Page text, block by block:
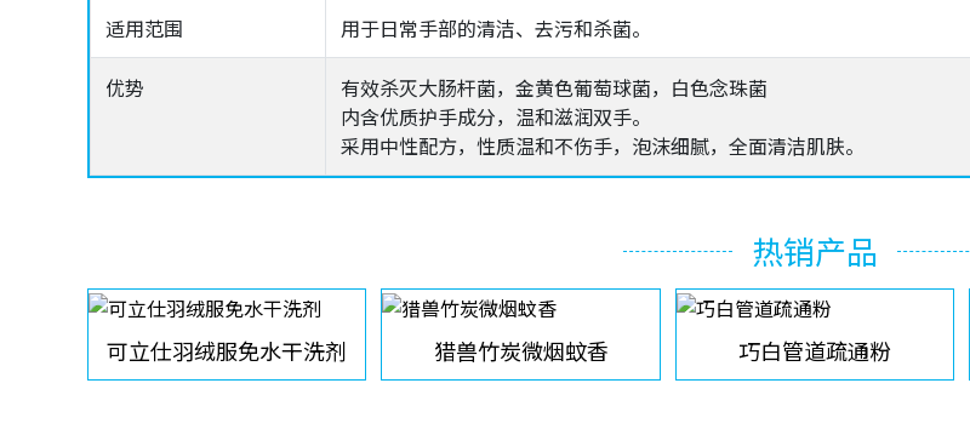
适用范围 用于日常手部的清洁、去污和杀菌。
优势
有效杀灭大肠杆菌，金黄色葡萄球菌，白色念珠菌
内含优质护手成分，温和滋润双手。
采用中性配方，性质温和不伤手，泡沫细腻，全面清洁肌肤。
热销产品
可立仕羽绒服免水干洗剂 猎兽竹炭微烟蚊香 巧白管道疏通粉